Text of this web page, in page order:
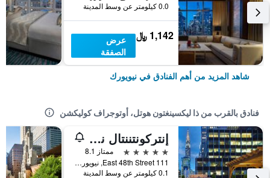
0.0 كيلومتر عن وسط المدينة
1,142 ﷼
عرض
الصفقة
شاهد المزيد من أهم الفنادق في نيويورك
فنادق بالقرب من ذا ليكسينغتون هوتل، أوتوجراف كوليكشن
إنتركونتننتال نيويورك باركلي
5 نجوم
ممتاز 8.1
111 East 48th Street, نيويورك, NY, الولايات المتحدة الأميريكية
0.1 كيلومتر عن وسط المدينة